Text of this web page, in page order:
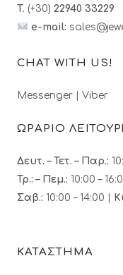
T. (+30) 22940 33229
e-mail:
CHAT WITH US!
Messenger Viber
ΩΡΑΡΙΟ
Δευτ. – Τετ. – Παρ.:
Τρ.: – Πεμ.: 10:00 –
Σαβ.: 10:00 – 14:00 |
ΚΑΤΑΣΤΗΜΑ